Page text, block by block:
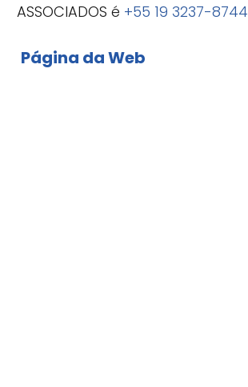
ASSOCIADOS é +55 19 3237-8744
Página da Web